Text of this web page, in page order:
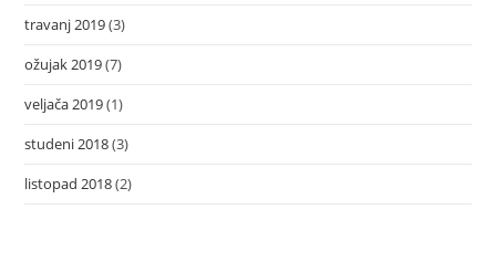
travanj 2019(3)
ožujak 2019(7)
veljača 2019(1)
studeni 2018(3)
listopad 2018(2)